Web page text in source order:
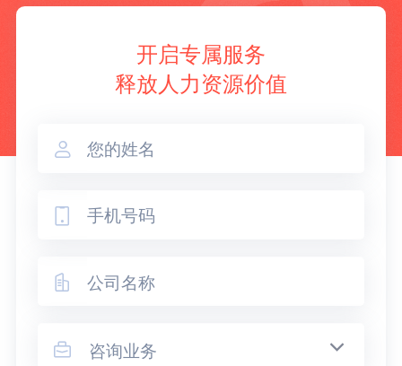
开启专属服务
释放人力资源价值



 咨询业务